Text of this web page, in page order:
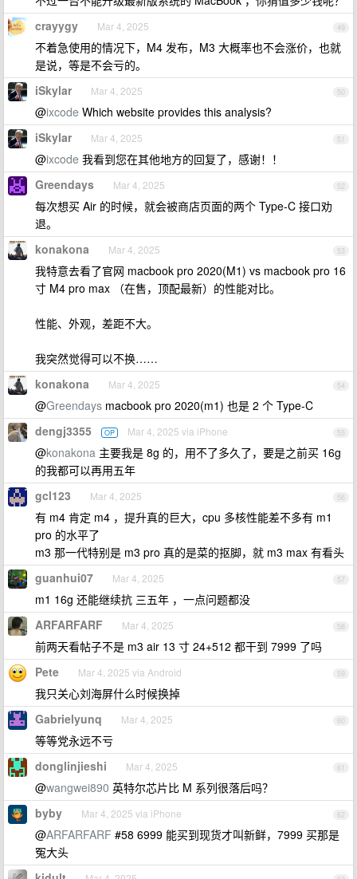
49
crayygy Mar 4, 2025
不着急使用的情况下，M4 发布，M3 大概率也不会涨价，也就
是说，等是不会亏的。
50
iSkylar Mar 4, 2025
@ixcode Which website provides this analysis?
51
iSkylar Mar 4, 2025
@ixcode 我看到您在其他地方的回复了，感谢！！
52
Greendays Mar 4, 2025
每次想买 Air 的时候，就会被商店页面的两个 Type-C 接口劝
退。
53
konakona Mar 4, 2025
我特意去看了官网 macbook pro 2020(M1) vs macbook pro 16
寸 M4 pro max （在售，顶配最新）的性能对比。
性能、外观，差距不大。
我突然觉得可以不换……
54
konakona Mar 4, 2025
@Greendays macbook pro 2020(m1) 也是 2 个 Type-C
55
dengj3355 OP Mar 4, 2025 via iPhone
@konakona 主要我是 8g 的，用不了多久了，要是之前买 16g
的我都可以再用五年
56
gcl123 Mar 4, 2025
有 m4 肯定 m4 ，提升真的巨大，cpu 多核性能差不多有 m1
pro 的水平了
m3 那一代特别是 m3 pro 真的是菜的抠脚，就 m3 max 有看头
57
guanhui07 Mar 4, 2025
m1 16g 还能继续抗 三五年 ，一点问题都没
58
ARFARFARF Mar 4, 2025
前两天看帖子不是 m3 air 13 寸 24+512 都干到 7999 了吗
59
Pete Mar 4, 2025 via Android
我只关心刘海屏什么时候换掉
60
Gabrielyunq Mar 4, 2025
等等党永远不亏
61
donglinjieshi Mar 4, 2025
@wangwei890 英特尔芯片比 M 系列很落后吗？
62
byby Mar 4, 2025 via iPhone
@ARFARFARF #58 6999 能买到现货才叫新鲜，7999 买那是
冤大头